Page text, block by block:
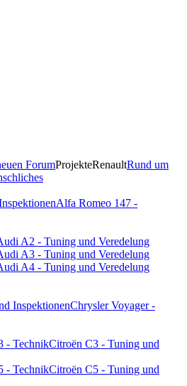
ForumProjekteRenaultRund um
Alfa Romeo 147 -
A2 - Tuning und Veredelung
A3 - Tuning und Veredelung
A4 - Tuning und Veredelung
InspektionenChrysler Voyager -
- TechnikCitroën C3 - Tuning und
- TechnikCitroën C5 - Tuning und